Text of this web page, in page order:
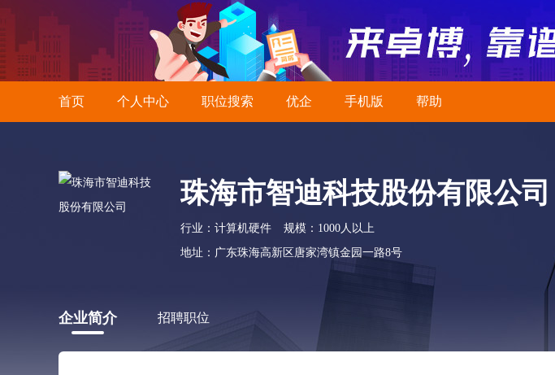
首页 个人中心 职位搜索 优企 手机版 帮助
珠海市智迪科技股份有限公司
行业：计算机硬件
规模：1000人以上
地址：广东珠海高新区唐家湾镇金园一路8号
企业简介 招聘职位